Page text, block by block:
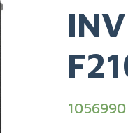
1056990